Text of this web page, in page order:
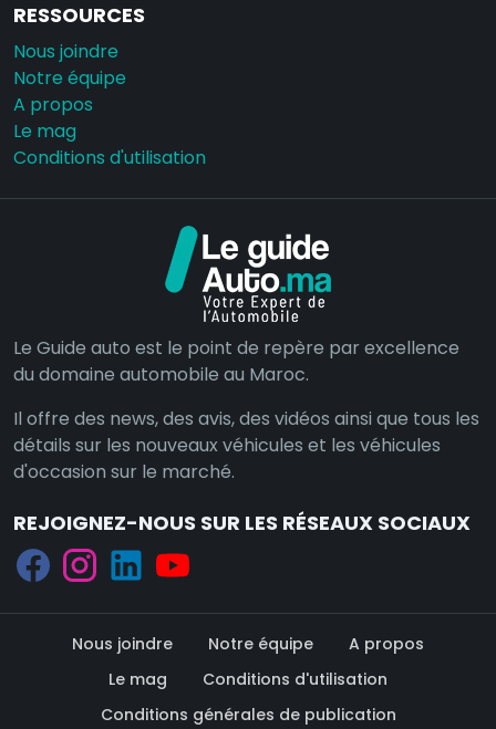
RESSOURCES
Nous joindre
Notre équipe
A propos
Le mag
Conditions d'utilisation
Le Guide auto est le point de repère par excellence
du domaine automobile au Maroc.
Il offre des news, des avis, des vidéos ainsi que tous les
détails sur les nouveaux véhicules et les véhicules
d'occasion sur le marché.
REJOIGNEZ-NOUS SUR LES RÉSEAUX SOCIAUX
Nous joindre Notre équipe
A propos
Le mag
Conditions d'utilisation
Conditions générales de publication